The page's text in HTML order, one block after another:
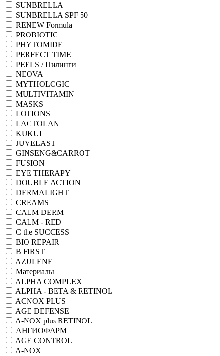
SUNBRELLA
SUNBRELLA SPF 50+
RENEW Formula
PROBIOTIC
PHYTOMIDE
PERFECT TIME
PEELS / Пилинги
NEOVA
MYTHOLOGIC
MULTIVITAMIN
MASKS
LOTIONS
LACTOLAN
KUKUI
JUVELAST
GINSENG&CARROT
FUSION
EYE THERAPY
DOUBLE ACTION
DERMALIGHT
CREAMS
CALM DERM
CALM - RED
C the SUCCESS
BIO REPAIR
B FIRST
AZULENE
Материалы
ALPHA COMPLEX
ALPHA - BETA & RETINOL
ACNOX PLUS
AGE DEFENSE
A-NOX plus RETINOL
АНГИОФАРМ
AGE CONTROL
A-NOX